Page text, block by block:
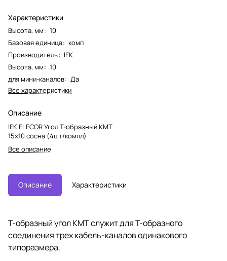
Характеристики
Высота, мм: 10
Базовая единица: комп
Производитель: IEK
Высота, мм: 10
для мини-каналов: Да
Все характеристики
Описание
IEK ELECOR Угол Т-образный КМТ
15х10 сосна (4шт/компл)
Все описание
Описание Характеристики
Т-образный угол КМТ служит для Т-образного
соединения трех кабель-каналов одинакового
типоразмера.